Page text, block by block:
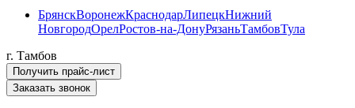
БрянскВоронежКраснодарЛипецкНижний
НовгородОрелРостов-на-ДонуРязаньТамбовТула
г. Тамбов
Получить прайс-лист
Заказать звонок